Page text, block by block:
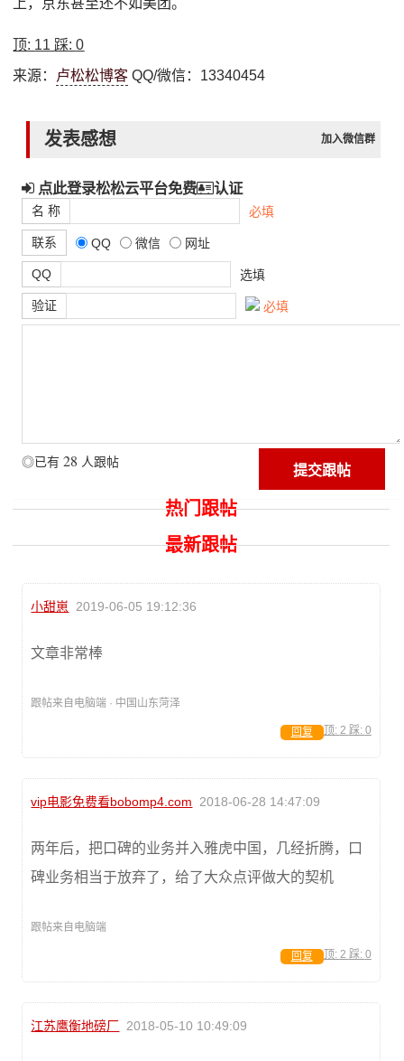
顶: 11 踩:0
来源： 卢松松博客 QQ/微信：13340454
发表感想 加入微信群
点此登录松松云平台免费 认证
名 称 必填
联系 QQ 微信 网址
QQ 选填
验证 必填
◎已有 28 人跟帖
热门跟帖
最新跟帖
小甜崽 2019-06-05 19:12:36
文章非常棒
跟帖来自电脑端 · 中国山东菏泽
顶: 2 踩: 0
回复
vip电影免费看bobomp4.com 2018-06-28 14:47:09
两年后，把口碑的业务并入雅虎中国，几经折腾，口
碑业务相当于放弃了，给了大众点评做大的契机
跟帖来自电脑端
顶: 2 踩: 0
回复
江苏鹰衡地磅厂 2018-05-10 10:49:09